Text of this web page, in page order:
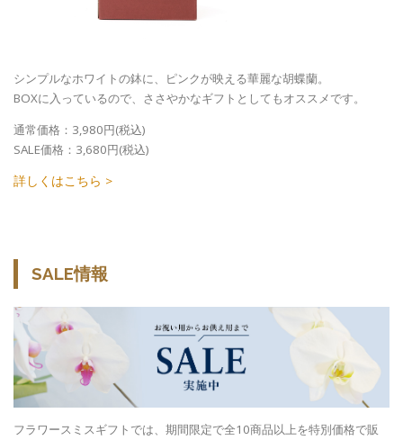
シンプルなホワイトの鉢に、ピンクが映える華麗な胡蝶蘭。
BOXに入っているので、ささやかなギフトとしてもオススメです。
通常価格：3,980円(税込)
SALE価格：3,680円(税込)
詳しくはこちら >
SALE情報
フラワースミスギフトでは、期間限定で全10商品以上を特別価格で販